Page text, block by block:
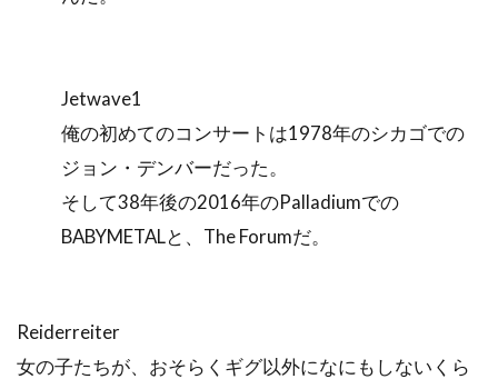
Jetwave1
俺の初めてのコンサートは1978年のシカゴでの
ジョン・デンバーだった。
そして38年後の2016年のPalladiumでの
BABYMETALと、The Forumだ。
Reiderreiter
女の子たちが、おそらくギグ以外になにもしないくら